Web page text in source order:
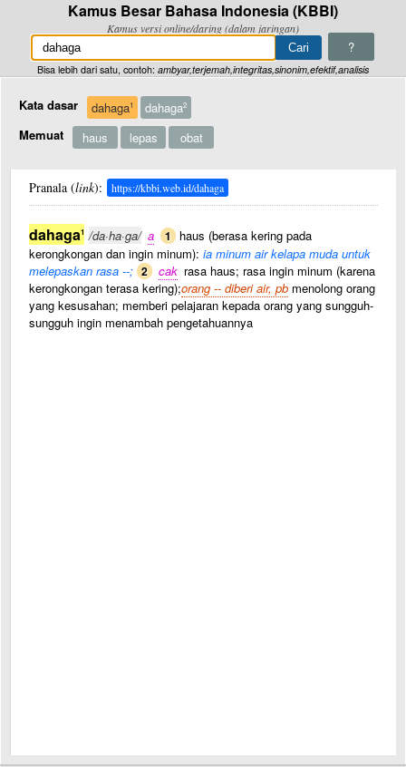
Kamus Besar Bahasa Indonesia (KBBI)
Kamus versi online/daring (dalam jaringan)
?
Bisa lebih dari satu, contoh: ambyar,terjemah,integritas,sinonim,efektif,analisis
Kata dasar dahaga1 dahaga2
Memuat haus lepas obat
Pranala (link): https://kbbi.web.id/dahaga
dahaga1 /da·ha·ga/ a 1
haus (berasa kering pada
kerongkongan dan ingin minum): ia minum air kelapa muda untuk
melepaskan rasa --; 2 cak rasa haus; rasa ingin minum (karena
kerongkongan terasa kering);orang -- diberi air, pb menolong orang
yang kesusahan; memberi pelajaran kepada orang yang sungguh-
sungguh ingin menambah pengetahuannya